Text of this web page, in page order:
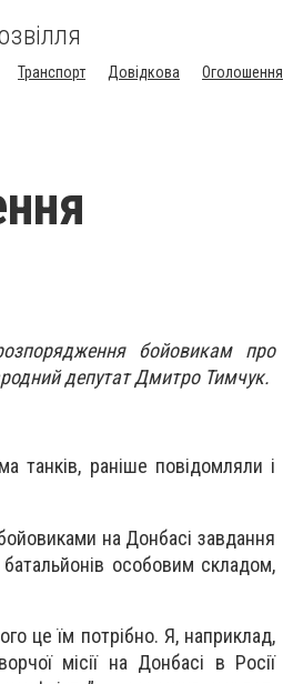
Транспорт Довідкова Оголошення
бойовикам про
депутат Дмитро Тимчук.
танків, раніше повідомляли і
на Донбасі завдання
особовим складом,
це їм потрібно. Я, наприклад,
місії на Донбасі в Росії